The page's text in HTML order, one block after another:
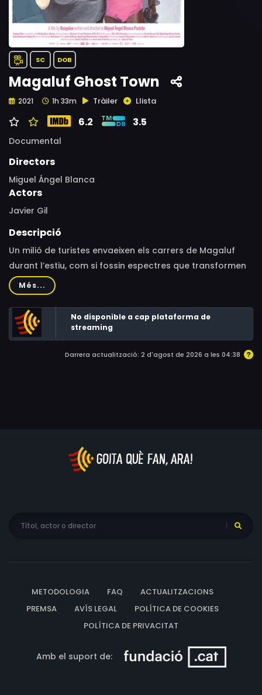
SC DOB
Magaluf Ghost Town
2021 1h 33m Tràiler Llista
6.2 3.5
Documental
Directors
Miguel Ángel Blanca
Actors
Javier Gil
Descripció
Un milió de turistes envaeixen els carrers de Magaluf
durant l’estiu, com si fossin espectres que transformen
l’espai públic en un parc temàtic on està permès quasi
tot. Mentrestant, els habitants de Magaluf miren de
conviure amb les contradiccions d’aquest model turístic
low-cost que es percep com una invasió però que
també genera milions d’euros i llocs de feina en el
sector de la restauració.
Més...
No disponible a cap plataforma de
streaming
Darrera actualització: 2 d'agost de 2026 a les 04:38
METODOLOGIA FAQ
ACTUALITZACIONS
PREMSA
AVÍS LEGAL
POLÍTICA DE COOKIES
POLÍTICA DE PRIVACITAT
Amb el suport de: